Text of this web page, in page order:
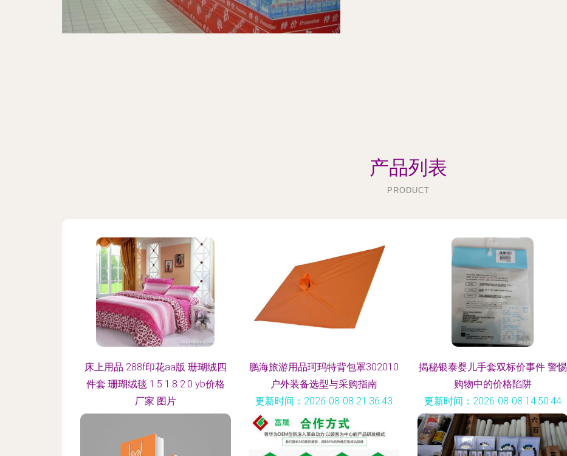
产品列表
PRODUCT
床上用品 288f印花aa版 珊瑚绒四
件套 珊瑚绒毯 1.5 1.8 2.0 yb价格
厂家 图片
鹏海旅游用品珂玛特背包罩302010
户外装备选型与采购指南
更新时间：2026-08-08 21:36:43
揭秘银泰婴儿手套双标价事件 警惕
购物中的价格陷阱
更新时间：2026-08-08 14:50:44